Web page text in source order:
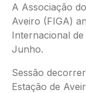
A Associação
Aveiro (FIGA)
Internacional
Junho.
Sessão
Estação de